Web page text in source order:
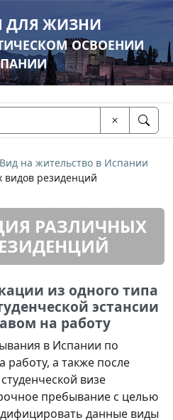
ДЛЯ ЖИЗНИ
ОСВОЕНИИ
Вид на жительство в Испании
резиденций
РАЗЛИЧНЫХ
из одного типа
эстансии
на работу
в Испании по
работу, а также после
визе
пребывание с целью
данные виды